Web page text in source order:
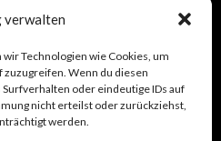
verwalten
Technologien wie Cookies, um
Wenn du diesen
oder eindeutige IDs auf
nicht erteilst oder zurückziehst,
werden.